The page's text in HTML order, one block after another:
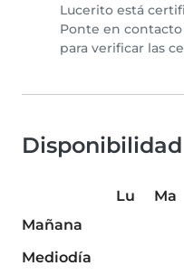
Lucerito está
Ponte en
para verificar las
Disponibilidad
Lu Ma
Mañana
Mediodía